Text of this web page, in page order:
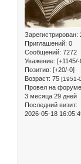
Зарегистрирован:
Приглашений: 0
Сообщений: 7272
Уважение: [+1145/-
Позитив: [+20/-0]
Возраст: 75 [1951-
Провел на
3 месяца 29 дней
Последний визит:
2026-05-18